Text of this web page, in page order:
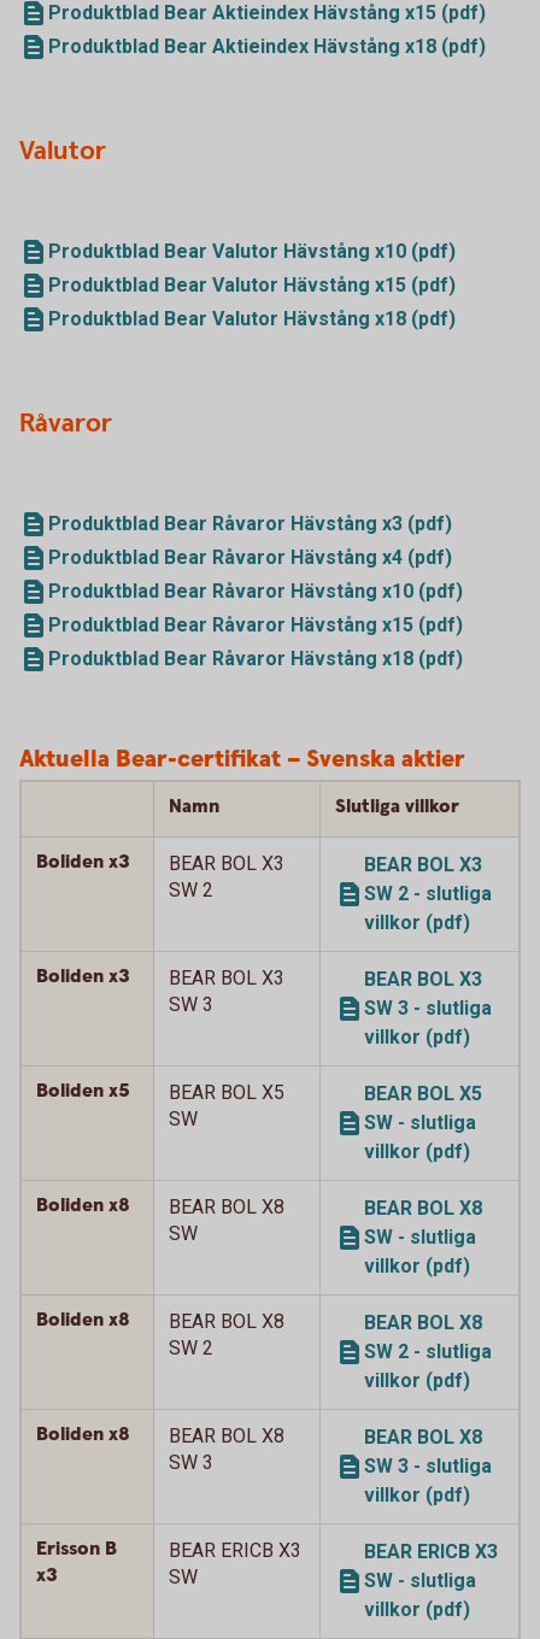
Produktblad Bear Aktieindex Hävstång x15 (pdf)
Produktblad Bear Aktieindex Hävstång x18 (pdf)
Valutor
Produktblad Bear Valutor Hävstång x10 (pdf)
Produktblad Bear Valutor Hävstång x15 (pdf)
Produktblad Bear Valutor Hävstång x18 (pdf)
Råvaror
Produktblad Bear Råvaror Hävstång x3 (pdf)
Produktblad Bear Råvaror Hävstång x4 (pdf)
Produktblad Bear Råvaror Hävstång x10 (pdf)
Produktblad Bear Råvaror Hävstång x15 (pdf)
Produktblad Bear Råvaror Hävstång x18 (pdf)
Aktuella Bear-certifikat – Svenska aktier
Namn Slutliga villkor
Boliden x3
BEAR BOL X3
SW 2
BEAR BOL X3
SW 2 - slutliga
villkor (pdf)
Boliden x3
BEAR BOL X3
SW 3
BEAR BOL X3
SW 3 - slutliga
villkor (pdf)
Boliden x5
BEAR BOL X5
SW
BEAR BOL X5
SW - slutliga
villkor (pdf)
Boliden x8
BEAR BOL X8
SW
BEAR BOL X8
SW - slutliga
villkor (pdf)
Boliden x8
BEAR BOL X8
SW 2
BEAR BOL X8
SW 2 - slutliga
villkor (pdf)
Boliden x8
BEAR BOL X8
SW 3
BEAR BOL X8
SW 3 - slutliga
villkor (pdf)
Erisson B
x3
BEAR ERICB X3
SW
BEAR ERICB X3
SW - slutliga
villkor (pdf)